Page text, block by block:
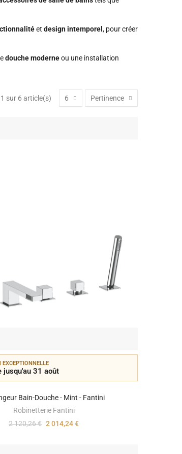
et design intemporel , pour créer
douche moderneou une installation
sur 6 article(s) 6 Pertinence
EXCEPTIONNELLE
jusqu'au 31 août
Bain-Douche - Mint - Fantini
Robinetterie Fantini
2 120,26 € 2 014,24 €